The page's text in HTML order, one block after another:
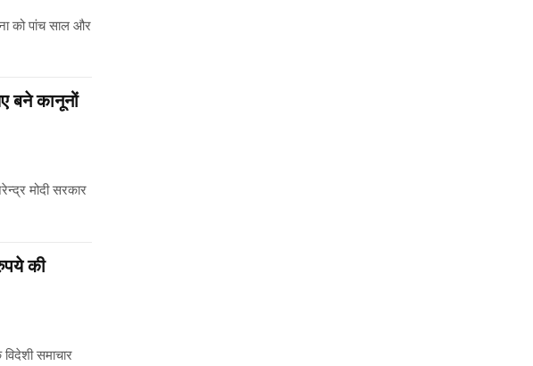
को पांच साल और
बने कानूनों
मोदी सरकार
की
समाचार